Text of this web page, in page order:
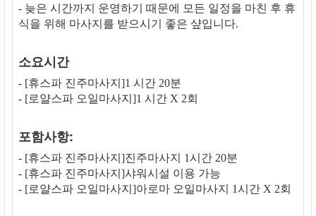
- 늦은 시간까지 운영하기 때문에 모든 일정을 마친 후 휴
식을 위해 마사지를 받으시기 좋은 샾입니다.
소요시간
- [휴스파 진주마사지]1 시간 20분
- [로얄스파 오일마사지]1 시간 X 2회
포함사항:
- [휴스파 진주마사지]진주마사지 1시간 20분
- [휴스파 진주마사지]샤워시설 이용 가능
- [로얄스파 오일마사지]아로마 오일마사지 1시간 X 2회